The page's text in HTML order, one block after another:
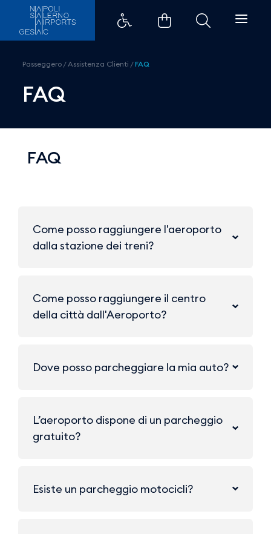
FAQ - Aeroporti di Napoli
Passeggero /Assistenza Clienti /FAQ
FAQ
FAQ
Come posso raggiungere l'aeroporto
dalla stazione dei treni?
Come posso raggiungere il centro
della città dall'Aeroporto?
Dove posso parcheggiare la mia auto?
L’aeroporto dispone di un parcheggio
gratuito?
Esiste un parcheggio motocicli?